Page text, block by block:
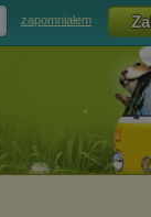
zapomniałem